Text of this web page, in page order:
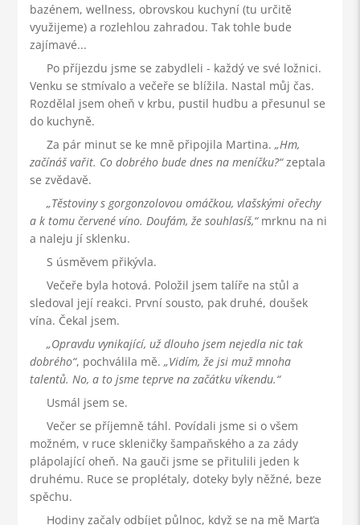
bazénem, wellness, obrovskou kuchyní (tu určitě
využijeme) a rozlehlou zahradou. Tak tohle bude
zajímavé...
Po příjezdu jsme se zabydleli - každý ve své ložnici.
Venku se stmívalo a večeře se blížila. Nastal můj čas.
Rozdělal jsem oheň v krbu, pustil hudbu a přesunul se
do kuchyně.
Za pár minut se ke mně připojila Martina. Hm,
začínáš vařit. Co dobrého bude dnes na meníčku? zeptala
se zvědavě.
Těstoviny s gorgonzolovou omáčkou, vlašskými ořechy
a k tomu červené víno. Doufám, že souhlasíš, mrknu na ni
a naleju jí sklenku.
S úsměvem přikývla.
Večeře byla hotová. Položil jsem talíře na stůl a
sledoval její reakci. První sousto, pak druhé, doušek
vína. Čekal jsem.
Opravdu vynikající, už dlouho jsem nejedla nic tak
dobrého , pochválila mě. Vidím, že jsi muž mnoha
talentů. No, a to jsme teprve na začátku víkendu.
Usmál jsem se.
Večer se příjemně táhl. Povídali jsme si o všem
možném, v ruce skleničky šampaňského a za zády
plápolající oheň. Na gauči jsme se přitulili jeden k
druhému. Ruce se proplétaly, doteky byly něžné, beze
spěchu.
Hodiny začaly odbíjet půlnoc, když se na mě Marťa